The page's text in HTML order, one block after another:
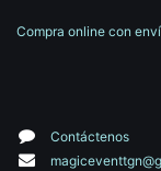
Compra online con
Contáctenos